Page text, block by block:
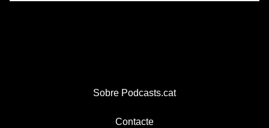
Sobre Podcasts.cat
Contacte